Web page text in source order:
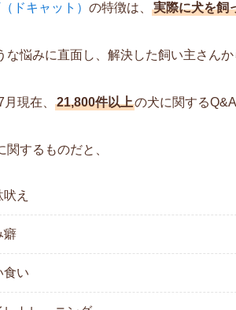
ドキャット） の特徴は、 実際に犬を飼
な悩みに直面し、解決した飼い主さん
現在、 21,800件以上の犬に関する
関するものだと、
え
癖
食い